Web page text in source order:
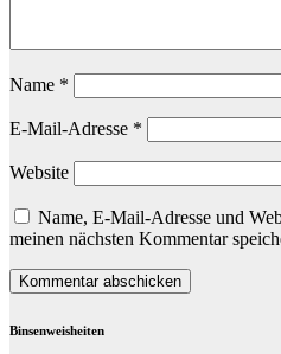
Name *
E-Mail-Adresse *
Website
Name, E-Mail-Adresse und
meinen nächsten Kommentar
Binsenweisheiten